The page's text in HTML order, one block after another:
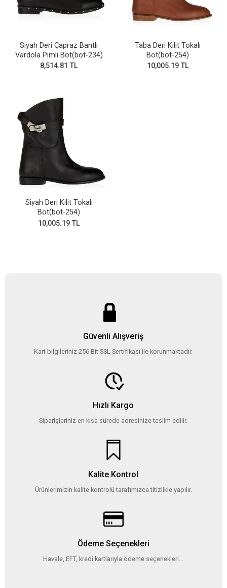
Siyah Deri Çapraz Bantlı
Vardola Pimli Bot(bot-234)
8,514.81 TL
Taba Deri Kilit Tokalı
Bot(bot-254)
10,005.19 TL
Siyah Deri Kilit Tokalı
Bot(bot-254)
10,005.19 TL
Güvenli Alışveriş
Kart bilgileriniz 256 Bit SSL Sertifikası ile korunmaktadır.
Hızlı Kargo
Siparişleriniz en kısa sürede adresinize teslim edilir.
Kalite Kontrol
Ürünlerimizin kalite kontrolü tarafımızca titizlikle yapılır.
Ödeme Seçenekleri
Havale, EFT, kredi kartlarıyla ödeme seçenekleri...